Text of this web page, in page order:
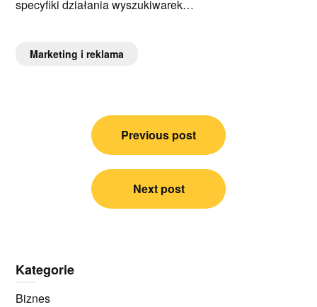
specyfiki działania wyszukiwarek…
Marketing i reklama
Nawigacja
Previous post
Next post
Kategorie
Biznes